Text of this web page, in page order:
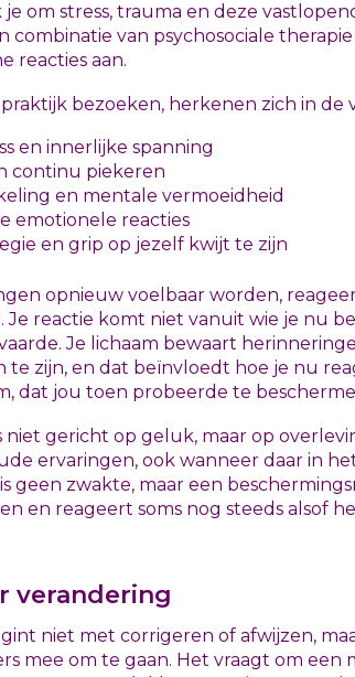
je om stress, trauma en deze
combinatie van psychosociale
reacties aan.
bezoeken, herkenen zich in de
en innerlijke spanning
continu piekeren
en mentale vermoeidheid
emotionele reacties
en grip op jezelf kwijt te zijn
opnieuw voelbaar worden,
Je reactie komt niet vanuit wie je nu
Je lichaam bewaart
te zijn, en dat beïnvloedt hoe je nu
dat jou toen probeerde te
niet gericht op geluk, maar op
ervaringen, ook wanneer daar in
geen zwakte, maar een
en reageert soms nog steeds alsof
verandering
niet met corrigeren of afwijzen,
mee om te gaan. Het vraagt om